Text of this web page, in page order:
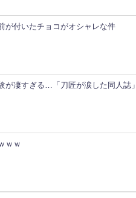
が付いたチョコがオシャレな件
が凄すぎる…「刀匠が涙した同人誌」
ｗｗ